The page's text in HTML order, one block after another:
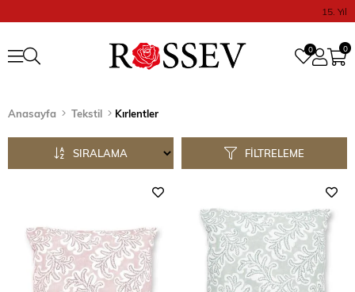
15. Yıl
0
0
Anasayfa Tekstil Kırlentler
FILTRELEME
SIRALAMA